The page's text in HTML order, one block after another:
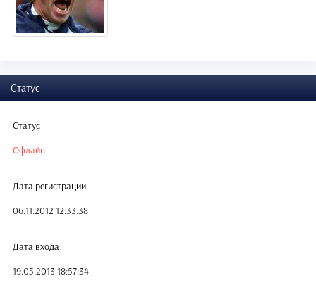
Статус
Статус
Офлайн
Дата регистрации
06.11.2012 12:33:38
Дата входа
19.05.2013 18:57:34